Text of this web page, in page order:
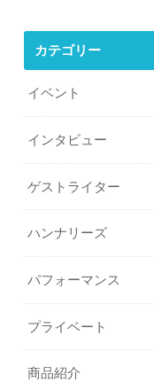
カテゴリー
イベント
インタビュー
ゲストライター
ハンナリーズ
パフォーマンス
プライベート
商品紹介